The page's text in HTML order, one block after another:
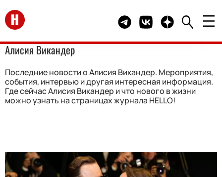
Перейти на главную Telegram канал HELLO
Группа HELLO
Канал HELLO в
Алисия Викандер
Последние новости о Алисия Викандер. Мероприятия,
события, интервью и другая интересная информация.
Где сейчас Алисия Викандер и что нового в жизни
можно узнать на страницах журнала HELLO!